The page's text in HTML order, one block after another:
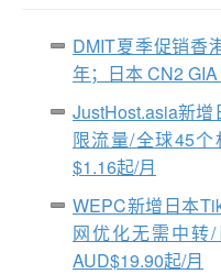
DMIT夏季促销香
年；日本 CN2
JustHost.asia新
限流量/全球45个
$1.16起/月
WEPC新增日本
网优化无需中转/
AUD$19.90起/月